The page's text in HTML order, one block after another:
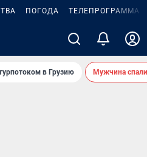
ПОГОДА ТЕЛЕПРОГРАММА
в Грузию Мужчина